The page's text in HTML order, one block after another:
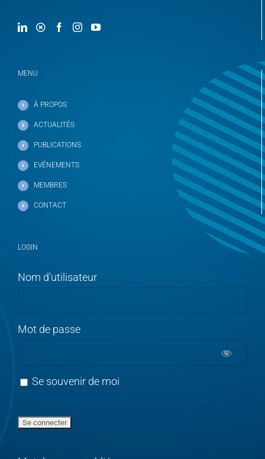
MENU
À PROPOS
ACTUALITÉS
PUBLICATIONS
EVÉNEMENTS
MEMBRES
CONTACT
LOGIN
Nom d'utilisateur
Mot de passe
Se souvenir de moi